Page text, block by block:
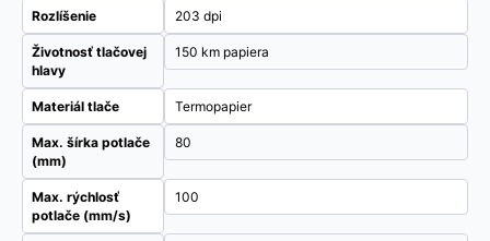
Rozlíšenie 203 dpi
Životnosť tlačovej
hlavy
150 km papiera
Materiál tlače Termopapier
Max. šírka potlače
(mm)
80
Max. rýchlosť
potlače (mm/s)
100